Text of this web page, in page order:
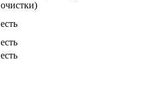
очистки)
есть
есть
есть